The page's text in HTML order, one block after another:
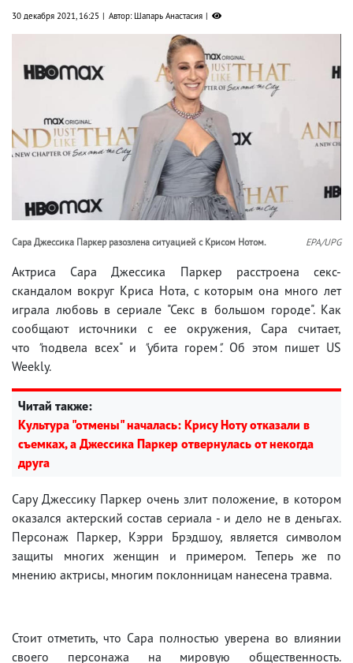
30 декабря 2021, 16:25 Автор: Шапарь Анастасия
Сара Джессика Паркер разозлена ситуацией с Крисом Нотом. EPA/UPG
Актриса Сара Джессика Паркер расстроена секс-
скандалом вокруг Криса Нота, с которым она много лет
играла любовь в сериале "Секс в большом городе". Как
сообщают источники с ее окружения, Сара считает,
что
"подвела всех" и "убита горем ".Об этом пишет US
Weekly.
Читай также:
Культура "отмены" началась: Крису Ноту отказали в
съемках, а Джессика Паркер отвернулась от некогда
друга
Сару Джессику Паркер очень злит положение, в котором
оказался актерский состав сериала - и дело не в деньгах.
Персонаж Паркер, Кэрри Брэдшоу, является символом
защиты многих женщин и примером. Теперь же по
мнению актрисы, многим поклонницам нанесена травма.
Стоит отметить, что Сара полностью уверена во влиянии
своего персонажа на мировую общественность.